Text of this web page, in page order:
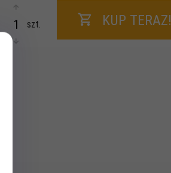
szt. KUP TERAZ!